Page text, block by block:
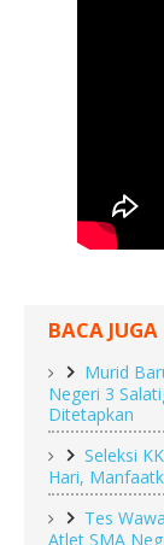
BACA JUGA
Murid
Negeri 3
Ditetapkan
Seleksi
Hari,
Tes
Atlet SMA